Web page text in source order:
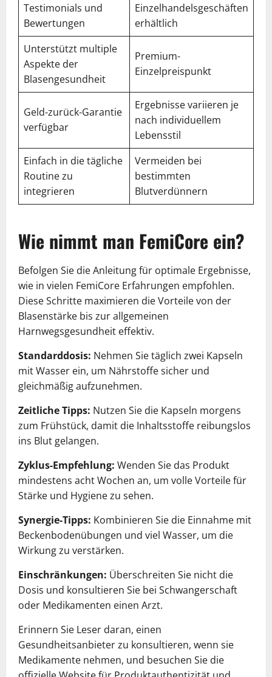
Testimonials und
Bewertungen
Einzelhandelsgeschäften
erhältlich
Unterstützt multiple
Aspekte der
Blasengesundheit
Premium-
Einzelpreispunkt
Geld-zurück-Garantie
verfügbar
Ergebnisse variieren je
nach individuellem
Lebensstil
Einfach in die tägliche
Routine zu
integrieren
Vermeiden bei
bestimmten
Blutverdünnern
Wie nimmt man FemiCore ein?
Befolgen Sie die Anleitung für optimale Ergebnisse,
wie in vielen FemiCore Erfahrungen empfohlen.
Diese Schritte maximieren die Vorteile von der
Blasenstärke bis zur allgemeinen
Harnwegsgesundheit effektiv.
Standarddosis: Nehmen Sie täglich zwei Kapseln
mit Wasser ein, um Nährstoffe sicher und
gleichmäßig aufzunehmen.
Zeitliche Tipps: Nutzen Sie die Kapseln morgens
zum Frühstück, damit die Inhaltsstoffe reibungslos
ins Blut gelangen.
Zyklus-Empfehlung: Wenden Sie das Produkt
mindestens acht Wochen an, um volle Vorteile für
Stärke und Hygiene zu sehen.
Synergie-Tipps: Kombinieren Sie die Einnahme mit
Beckenbodenübungen und viel Wasser, um die
Wirkung zu verstärken.
Einschränkungen: Überschreiten Sie nicht die
Dosis und konsultieren Sie bei Schwangerschaft
oder Medikamenten einen Arzt.
Erinnern Sie Leser daran, einen
Gesundheitsanbieter zu konsultieren, wenn sie
Medikamente nehmen, und besuchen Sie die